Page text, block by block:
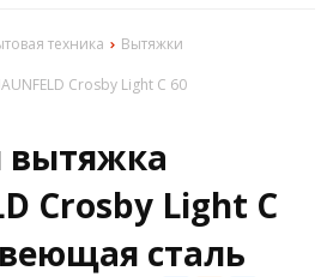
техника
Вытяжки
Crosby Light C 60
вытяжка
Crosby Light C
сталь